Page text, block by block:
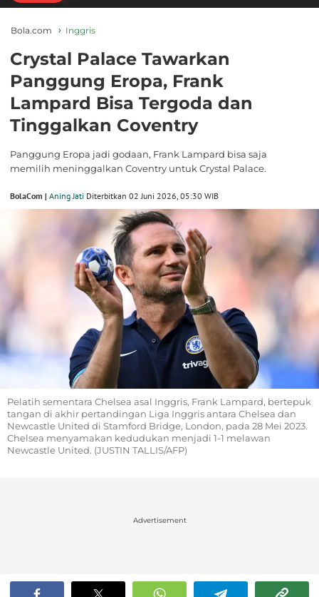
Bola.com Inggris
Crystal Palace Tawarkan
Panggung Eropa, Frank
Lampard Bisa Tergoda dan
Tinggalkan Coventry
Panggung Eropa jadi godaan, Frank Lampard bisa saja
memilih meninggalkan Coventry untuk Crystal Palace.
BolaCom | Aning Jati Diterbitkan 02 Juni 2026, 05:30 WIB
Pelatih sementara Chelsea asal Inggris, Frank Lampard, bertepuk
tangan di akhir pertandingan Liga Inggris antara Chelsea dan
Newcastle United di Stamford Bridge, London, pada 28 Mei 2023.
Chelsea menyamakan kedudukan menjadi 1-1 melawan
Newcastle United. (JUSTIN TALLIS/AFP)
Advertisement